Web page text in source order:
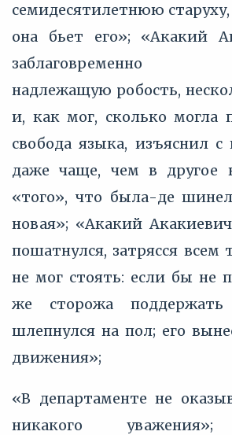
семидесятилетнюю
она бьет его»; «Акакий
заблаговременно
надлежащую робость,
и, как мог, сколько могла
свобода языка, изъяснил с
даже чаще, чем в другое
«того», что была-де
новая»; «Акакий
пошатнулся, затрясся
не мог стоять: если бы не
же сторожа
шлепнулся на пол; его
движения»;
«В департаменте не
никакого уважения»;